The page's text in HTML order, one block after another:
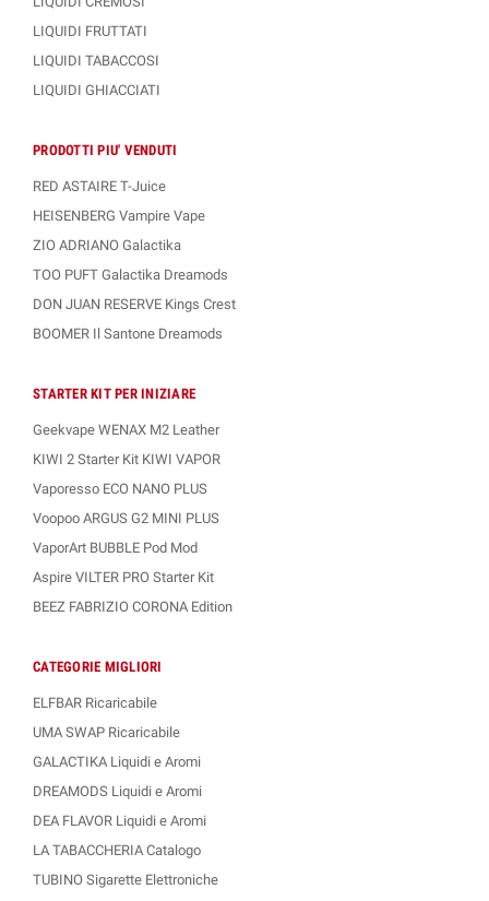
LIQUIDI FRUTTATI
LIQUIDI TABACCOSI
LIQUIDI GHIACCIATI
PRODOTTI PIU' VENDUTI
RED ASTAIRE T-Juice
HEISENBERG Vampire Vape
ZIO ADRIANO Galactika
TOO PUFT Galactika Dreamods
DON JUAN RESERVE Kings Crest
BOOMER Il Santone Dreamods
STARTER KIT PER INIZIARE
Geekvape WENAX M2 Leather
KIWI 2 Starter Kit KIWI VAPOR
Vaporesso ECO NANO PLUS
Voopoo ARGUS G2 MINI PLUS
VaporArt BUBBLE Pod Mod
Aspire VILTER PRO Starter Kit
BEEZ FABRIZIO CORONA Edition
CATEGORIE MIGLIORI
ELFBAR Ricaricabile
UMA SWAP Ricaricabile
GALACTIKA Liquidi e Aromi
DREAMODS Liquidi e Aromi
DEA FLAVOR Liquidi e Aromi
LA TABACCHERIA Catalogo
TUBINO Sigarette Elettroniche